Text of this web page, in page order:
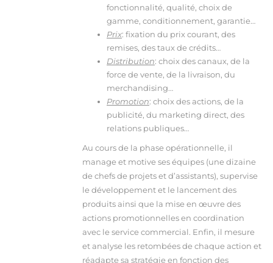
fonctionnalité, qualité, choix de
gamme, conditionnement, garantie…
Prix: fixation du prix courant, des
remises, des taux de crédits…
Distribution: choix des canaux, de la
force de vente, de la livraison, du
merchandising…
Promotion: choix des actions, de la
publicité, du marketing direct, des
relations publiques…
Au cours de la phase opérationnelle, il
manage et motive ses équipes (une dizaine
de chefs de projets et d’assistants), supervise
le développement et le lancement des
produits ainsi que la mise en œuvre des
actions promotionnelles en coordination
avec le service commercial. Enfin, il mesure
et analyse les retombées de chaque action et
réadapte sa stratégie en fonction des